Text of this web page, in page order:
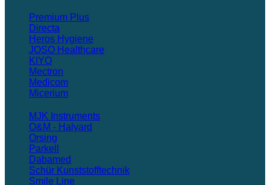
Premium Plus
Directa
Heros Hygiene
JOSO Healthcare
KIYO
Mectron
Medicom
Micerium
MJK Instruments
O&M - Halyard
Orsing
Parkell
Dabamed
Schür Kunststofftechnik
Smile Line